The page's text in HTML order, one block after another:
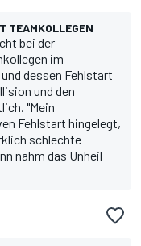
TEAMKOLLEGEN
bei der
im
dessen Fehlstart
und den
"Mein
Fehlstart hingelegt,
schlechte
nahm das Unheil